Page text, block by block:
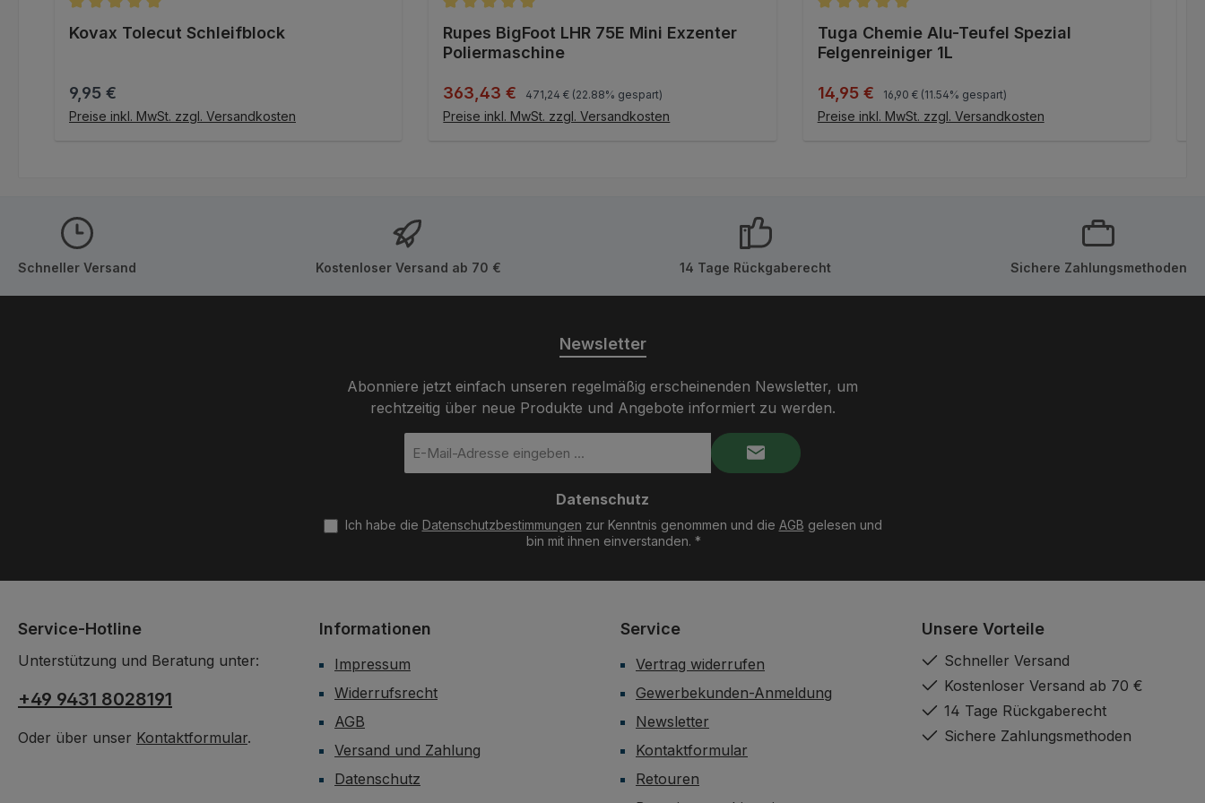
Durchschnittliche Bewertung von 5 von 5 Sternen
Kovax Tolecut Schleifblock
Regulärer Preis:
9,95 €
Preise inkl. MwSt. zzgl. Versandkosten
Durchschnittliche Bewertung von 5 von 5 Sternen
Rupes BigFoot LHR 75E Mini Exzenter
Poliermaschine
Verkaufspreis:
363,43 € Regulärer Preis:
471,24 € (22.88% gespart)
Preise inkl. MwSt. zzgl. Versandkosten
IN DEN WARENKORB
Durchschnittliche Bewertung von 5 von 5 Sternen
Tuga Chemie Alu-Teufel Spezial
Felgenreiniger 1L
Verkaufspreis:
14,95 € Regulärer Preis:
16,90 € (11.54% gespart)
Preise inkl. MwSt. zzgl. Versandkosten
IN DEN WARENKORB
Schneller Versand Kostenloser Versand ab 70 € 14 Tage Rückgaberecht Sichere Zahlungsmethoden
Newsletter
Abonniere jetzt einfach unseren regelmäßig erscheinenden Newsletter, um
rechtzeitig über neue Produkte und Angebote informiert zu werden.
Mail-
Datenschutz
Ich habe die Datenschutzbestimmungen zur Kenntnis genommen und die AGB gelesen und
bin mit ihnen einverstanden. *
Service-Hotline
Unterstützung und Beratung unter:
+49 9431 8028191
Oder über unser Kontaktformular.
Informationen
Impressum
Widerrufsrecht
AGB
Versand und Zahlung
Datenschutz
Service
Vertrag widerrufen
Gewerbekunden-Anmeldung
Newsletter
Kontaktformular
Retouren
Unsere Vorteile
Schneller Versand
Kostenloser Versand ab 70 €
14 Tage Rückgaberecht
Sichere Zahlungsmethoden